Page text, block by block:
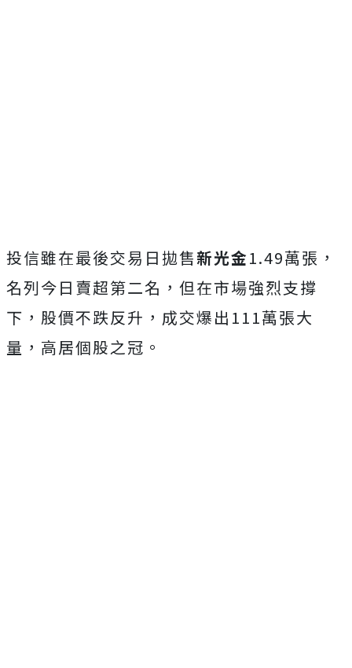
投信雖在最後交易日拋售新光金1.49萬張，
名列今日賣超第二名，但在市場強烈支撐
下，股價不跌反升，成交爆出111萬張大
量，高居個股之冠。